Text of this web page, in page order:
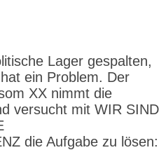
Lager gespalten,
ein Problem. Der
XX nimmt die
versucht mit WIR SIND
die Aufgabe zu lösen: